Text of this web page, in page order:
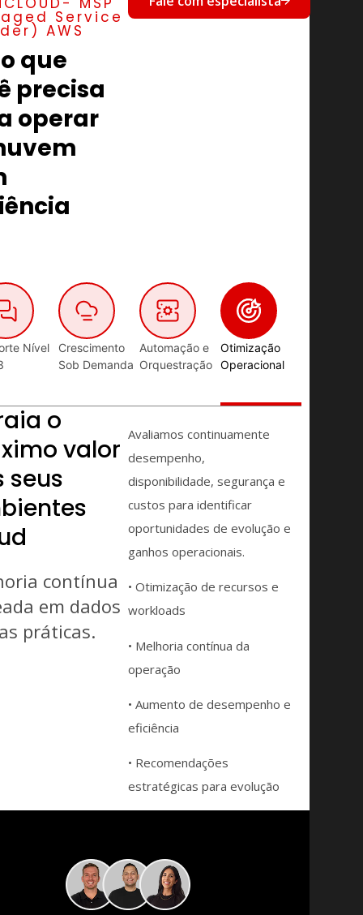
Service
AWS
que
precisa
operar
Nível
Crescimento
Sob Demanda
Automação e
Orquestração
Otimização
Operacional
o
valor
seus
contínua
em dados
práticas.
Avaliamos continuamente
desempenho,
disponibilidade, segurança e
custos para identificar
oportunidades de evolução e
ganhos operacionais.
• Otimização de recursos e
workloads
• Melhoria contínua da
operação
• Aumento de desempenho e
eficiência
• Recomendações
estratégicas para evolução